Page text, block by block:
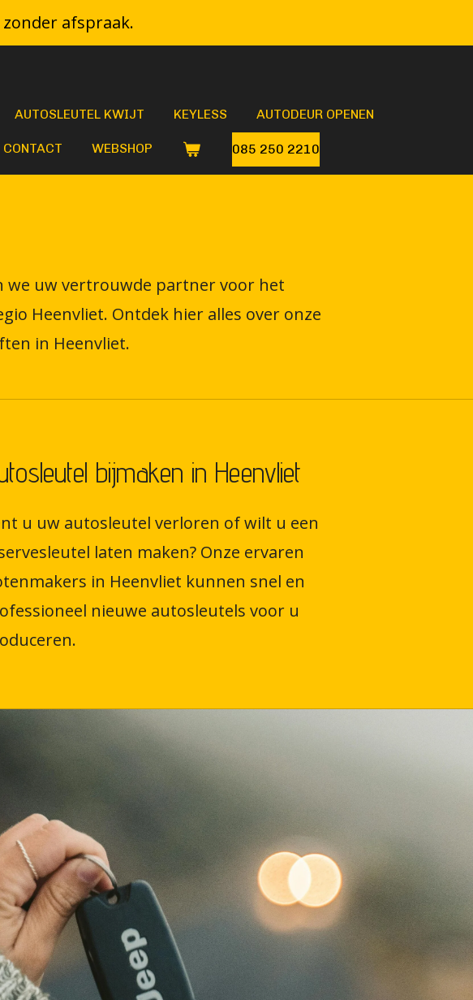
afspraak.
AUTOSLEUTEL KWIJT KEYLESS AUTODEUR OPENEN
CONTACT WEBSHOP 085 250 2210
we uw vertrouwde partner voor het
Heenvliet. Ontdek hier alles over onze
in Heenvliet.
bijmaken in Heenvliet
u uw autosleutel verloren of wilt u een
laten maken? Onze ervaren
in Heenvliet kunnen snel en
nieuwe autosleutels voor u